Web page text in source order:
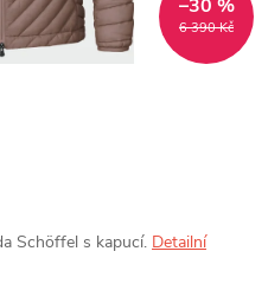
6 390 Kč
–30 %
Schöffel s kapucí. Detailní